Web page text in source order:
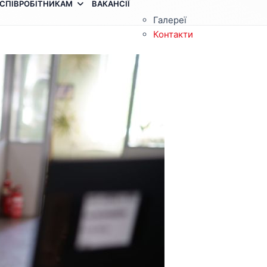
СПІВРОБІТНИКАМ ВАКАНСІЇ
Галереї
Контакти